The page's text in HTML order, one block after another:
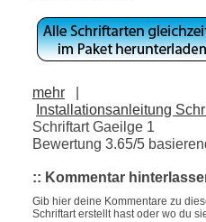
mehr
|
Installationsanleitung
Schriftart Gaeilge 1
Bewertung 3.65/5
:: Kommentar
Gib hier deine Kommentare zu
Schriftart erstellt hast oder wo du